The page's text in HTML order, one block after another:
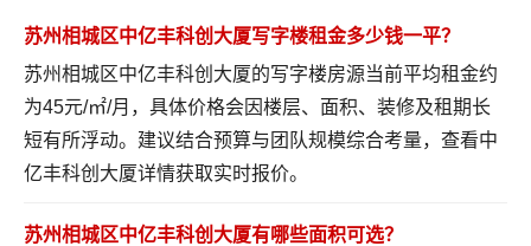
苏州相城区中亿丰科创大厦写字楼租金多少钱一平？
苏州相城区中亿丰科创大厦的写字楼房源当前平均租金约
为45元/㎡/月，具体价格会因楼层、面积、装修及租期长
短有所浮动。建议结合预算与团队规模综合考量， 查看中
亿丰科创大厦详情获取实时报价。
苏州相城区中亿丰科创大厦有哪些面积可选？